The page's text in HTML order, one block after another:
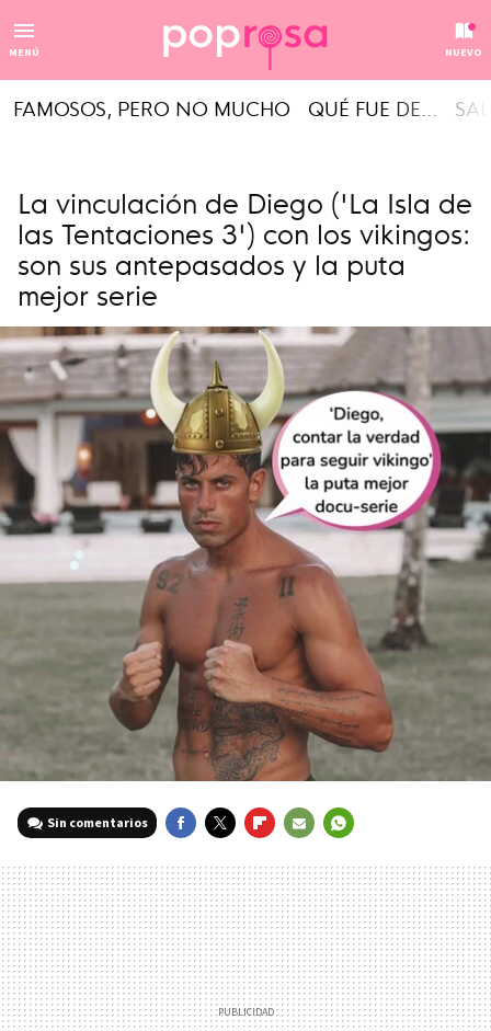
MENÚ NUEVO
FAMOSOS, PERO NO MUCHO QUÉ FUE DE...
La vinculación de Diego ('La Isla de
las Tentaciones 3') con los vikingos:
son sus antepasados y la puta
mejor serie
Sin comentarios
MAIL